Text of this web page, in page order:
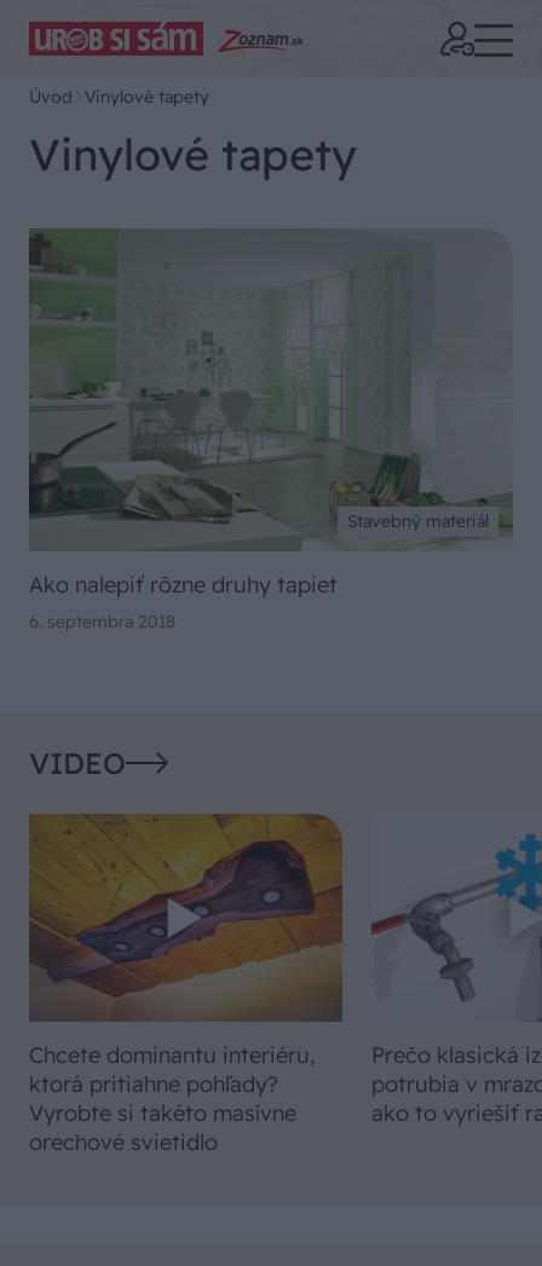
Úvod Vinylové tapety
Vinylové tapety
Stavebný materiál
Ako nalepiť rôzne druhy tapiet
6. septembra 2018
VIDEO
Chcete dominantu interiéru,
ktorá pritiahne pohľady?
Vyrobte si takéto masívne
orechové svietidlo
Prečo klasická
potrubia v
ako to vyriešiť